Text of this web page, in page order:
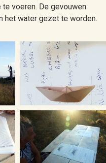
voeren. De gevouwen
het water gezet te worden.